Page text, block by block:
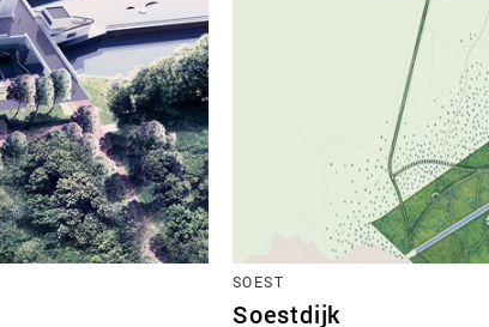
SOEST
Soestdijk